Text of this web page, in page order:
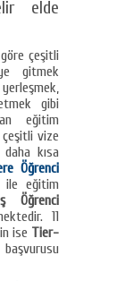
elde
çeşitli
gitmek
gibi
eğitim
çeşitli vize
kısa
Öğrenci
ile eğitim
Öğrenci
11
ise Tier-